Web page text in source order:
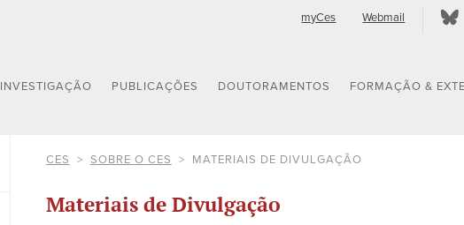
myCes Webmail
INVESTIGAÇÃO PUBLICAÇÕES DOUTORAMENTOS FORMAÇÃO &
CES SOBRE O CES MATERIAIS DE DIVULGAÇÃO
Materiais de Divulgação